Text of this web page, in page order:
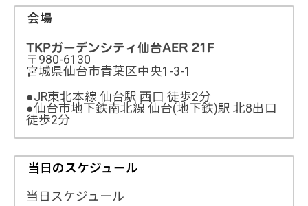
会場
TKPガーデンシティ仙台AER 21F
〒980-6130
宮城県仙台市青葉区中央1-3-1
●JR東北本線 仙台駅 西口 徒歩2分
●仙台市地下鉄南北線 仙台(地下鉄)駅 北8出口
徒歩2分
当日のスケジュール
当日スケジュール